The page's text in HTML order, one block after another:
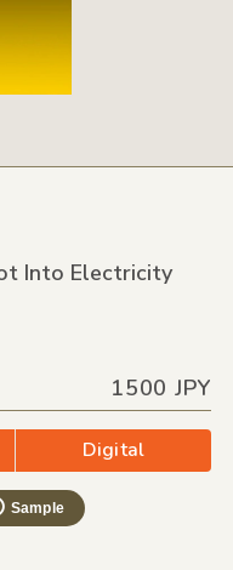
Into Electricity
1500 JPY
Digital
Sample